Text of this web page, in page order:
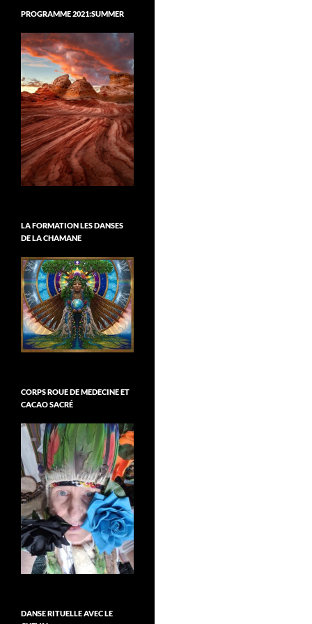
PROGRAMME 2021:SUMMER
LA FORMATION LES DANSES
DE LA CHAMANE
CORPS ROUE DE MEDECINE ET
CACAO SACRÉ
DANSE RITUELLE AVEC LE